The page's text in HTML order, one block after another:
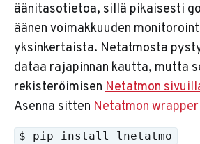
äänitasotietoa, sillä pikaisesti
äänen voimakkuuden
yksinkertaista. Netatmosta
dataa rajapinnan kautta, mutta
rekisteröimisen Netatmon
Asenna sitten Netatmon
$ pip install lnetatmo